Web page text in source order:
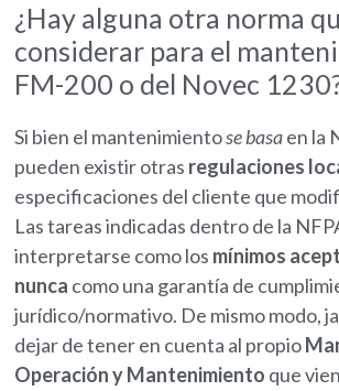
¿Hay alguna otra norma
considerar para el
FM-200 o del Novec
Si bien el mantenimientose basaen la
pueden existir otras regulaciones
especificaciones del cliente que
Las tareas indicadas dentro de la
interpretarse como los mínimos
nunca como una garantía de
jurídico/normativo. De mismo modo,
dejar de tener en cuenta al propio
Operación y Mantenimiento que